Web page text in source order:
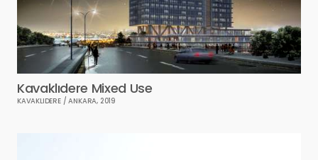
Kavaklıdere Mixed Use
KAVAKLIDERE / ANKARA, 2019